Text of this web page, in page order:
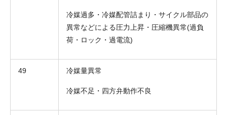
冷媒過多・冷媒配管詰まり・サイクル部品の
異常などによる圧力上昇・圧縮機異常(過負
荷・ロック・過電流)
49 冷媒量異常
冷媒不足・四方弁動作不良
お電話